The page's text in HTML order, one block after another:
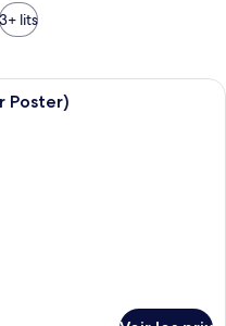
3+ lits
lit à baldaquin avec du linge de
Poster)